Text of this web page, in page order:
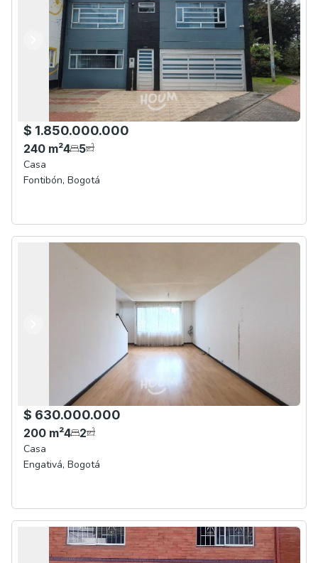
Anterior
Siguiente
$ 1.850.000.000
240 m²4 5
Casa
Fontibón, Bogotá
$ 630.000.000
200 m²4 2
Casa
Engativá, Bogotá